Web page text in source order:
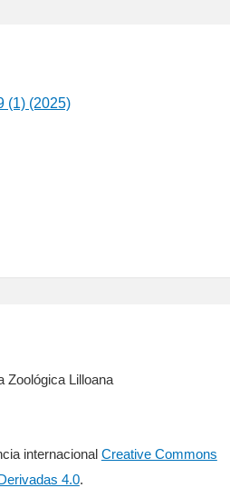
(1) (2025)
Zoológica Lilloana
internacional Creative Commons
4.0.